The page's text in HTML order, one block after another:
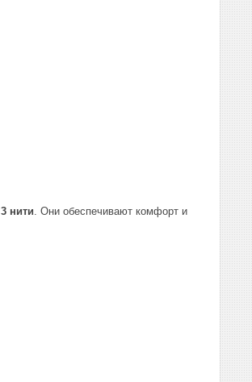
3 нити. Они обеспечивают комфорт и